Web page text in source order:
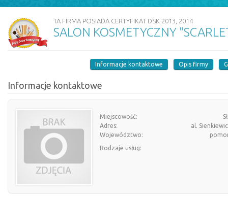
TA FIRMA POSIADA CERTYFIKAT DSK 2013, 2014
SALON KOSMETYCZNY
Informacje kontaktowe Opis firmy
Informacje kontaktowe
Miejscowość:
Adres:
al.
Województwo:
Rodzaje usług: